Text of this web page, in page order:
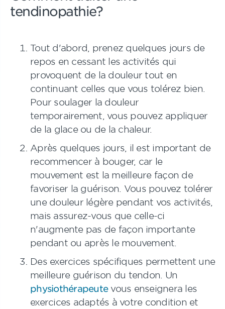
tendinopathie?
Tout d'abord, prenez quelques jours de
repos en cessant les activités qui
provoquent de la douleur tout en
continuant celles que vous tolérez bien.
Pour soulager la douleur
temporairement, vous pouvez appliquer
de la glace ou de la chaleur.
Après quelques jours, il est important de
recommencer à bouger, car le
mouvement est la meilleure façon de
favoriser la guérison. Vous pouvez tolérer
une douleur légère pendant vos activités,
mais assurez-vous que celle-ci
n'augmente pas de façon importante
pendant ou après le mouvement.
Des exercices spécifiques permettent une
meilleure guérison du tendon. Un
physiothérapeutevous enseignera les
exercices adaptés à votre condition et